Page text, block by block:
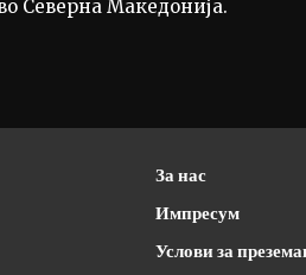
Северна Македонија.
За нас
Импресум
Услови за